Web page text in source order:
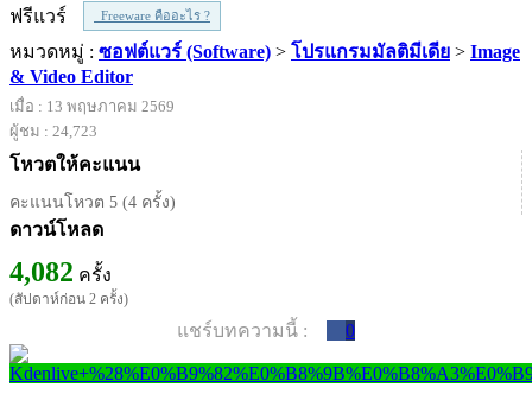
ฟรีแวร์
Freeware คืออะไร ?
หมวดหมู่ : ซอฟต์แวร์ (Software) > โปรแกรมมัลติมีเดีย > Image
& Video Editor
เมื่อ : 13 พฤษภาคม 2569
ผู้ชม : 24,723
โหวตให้คะแนน
คะแนนโหวต 5 (4 ครั้ง)
ดาวน์โหลด
4,082 ครั้ง
(สัปดาห์ก่อน 2 ครั้ง)
แชร์บทความนี้ : 0